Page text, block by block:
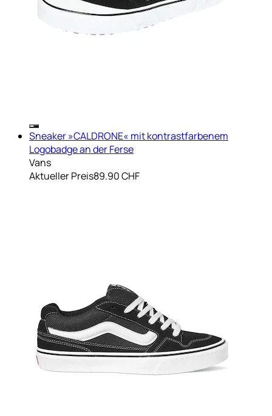
Sneaker »CALDRONE« mit kontrastfarbenem
Logobadge an der Ferse
Vans
Aktueller Preis89.90 CHF